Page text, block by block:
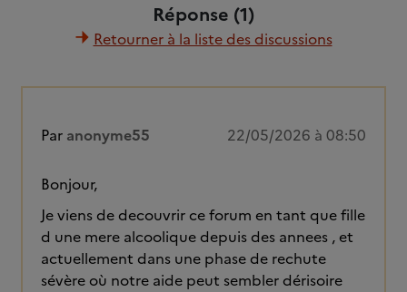
Réponse (1)
Retourner à la liste des discussions
Par anonyme55 22/05/2026 à 08:50
Bonjour,
Je viens de decouvrir ce forum en tant que fille
d une mere alcoolique depuis des annees , et
actuellement dans une phase de rechute
sévère où notre aide peut sembler dérisoire